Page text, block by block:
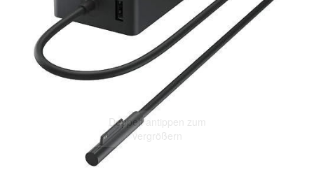
Doppelt antippen zum
vergrößern